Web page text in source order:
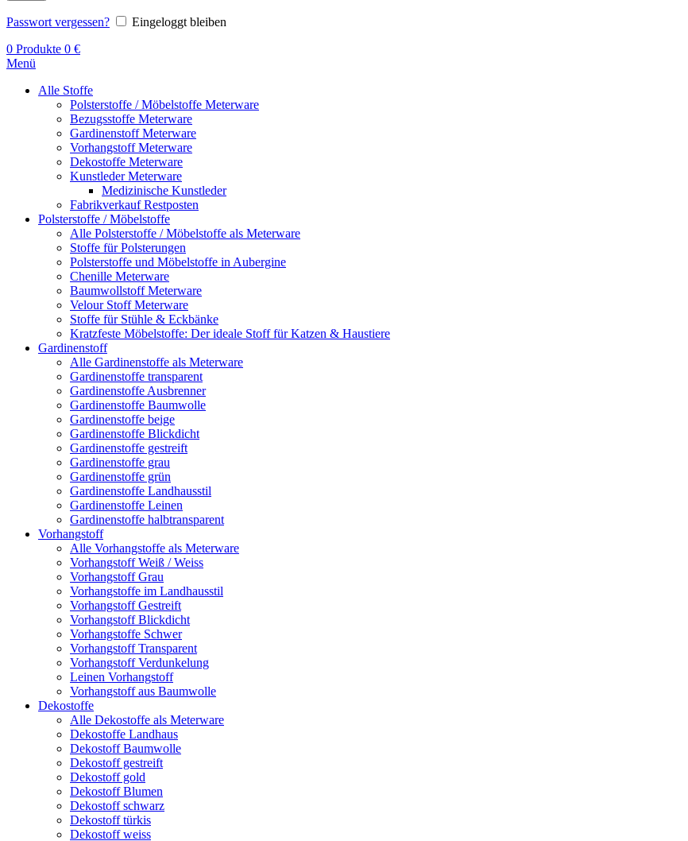
Passwort vergessen?
Eingeloggt bleiben
0 Produkte 0 €
Menü
Alle Stoffe
Polsterstoffe / Möbelstoffe Meterware
Bezugsstoffe Meterware
Gardinenstoff Meterware
Vorhangstoff Meterware
Dekostoffe Meterware
Kunstleder Meterware
Medizinische Kunstleder
Fabrikverkauf Restposten
Polsterstoffe / Möbelstoffe
Alle Polsterstoffe / Möbelstoffe als Meterware
Stoffe für Polsterungen
Polsterstoffe und Möbelstoffe in Aubergine
Chenille Meterware
Baumwollstoff Meterware
Velour Stoff Meterware
Stoffe für Stühle & Eckbänke
Kratzfeste Möbelstoffe: Der ideale Stoff für Katzen & Haustiere
Gardinenstoff
Alle Gardinenstoffe als Meterware
Gardinenstoffe transparent
Gardinenstoffe Ausbrenner
Gardinenstoffe Baumwolle
Gardinenstoffe beige
Gardinenstoffe Blickdicht
Gardinenstoffe gestreift
Gardinenstoffe grau
Gardinenstoffe grün
Gardinenstoffe Landhausstil
Gardinenstoffe Leinen
Gardinenstoffe halbtransparent
Vorhangstoff
Alle Vorhangstoffe als Meterware
Vorhangstoff Weiß / Weiss
Vorhangstoff Grau
Vorhangstoffe im Landhausstil
Vorhangstoff Gestreift
Vorhangstoff Blickdicht
Vorhangstoffe Schwer
Vorhangstoff Transparent
Vorhangstoff Verdunkelung
Leinen Vorhangstoff
Vorhangstoff aus Baumwolle
Dekostoffe
Alle Dekostoffe als Meterware
Dekostoffe Landhaus
Dekostoff Baumwolle
Dekostoff gestreift
Dekostoff gold
Dekostoff Blumen
Dekostoff schwarz
Dekostoff türkis
Dekostoff weiss